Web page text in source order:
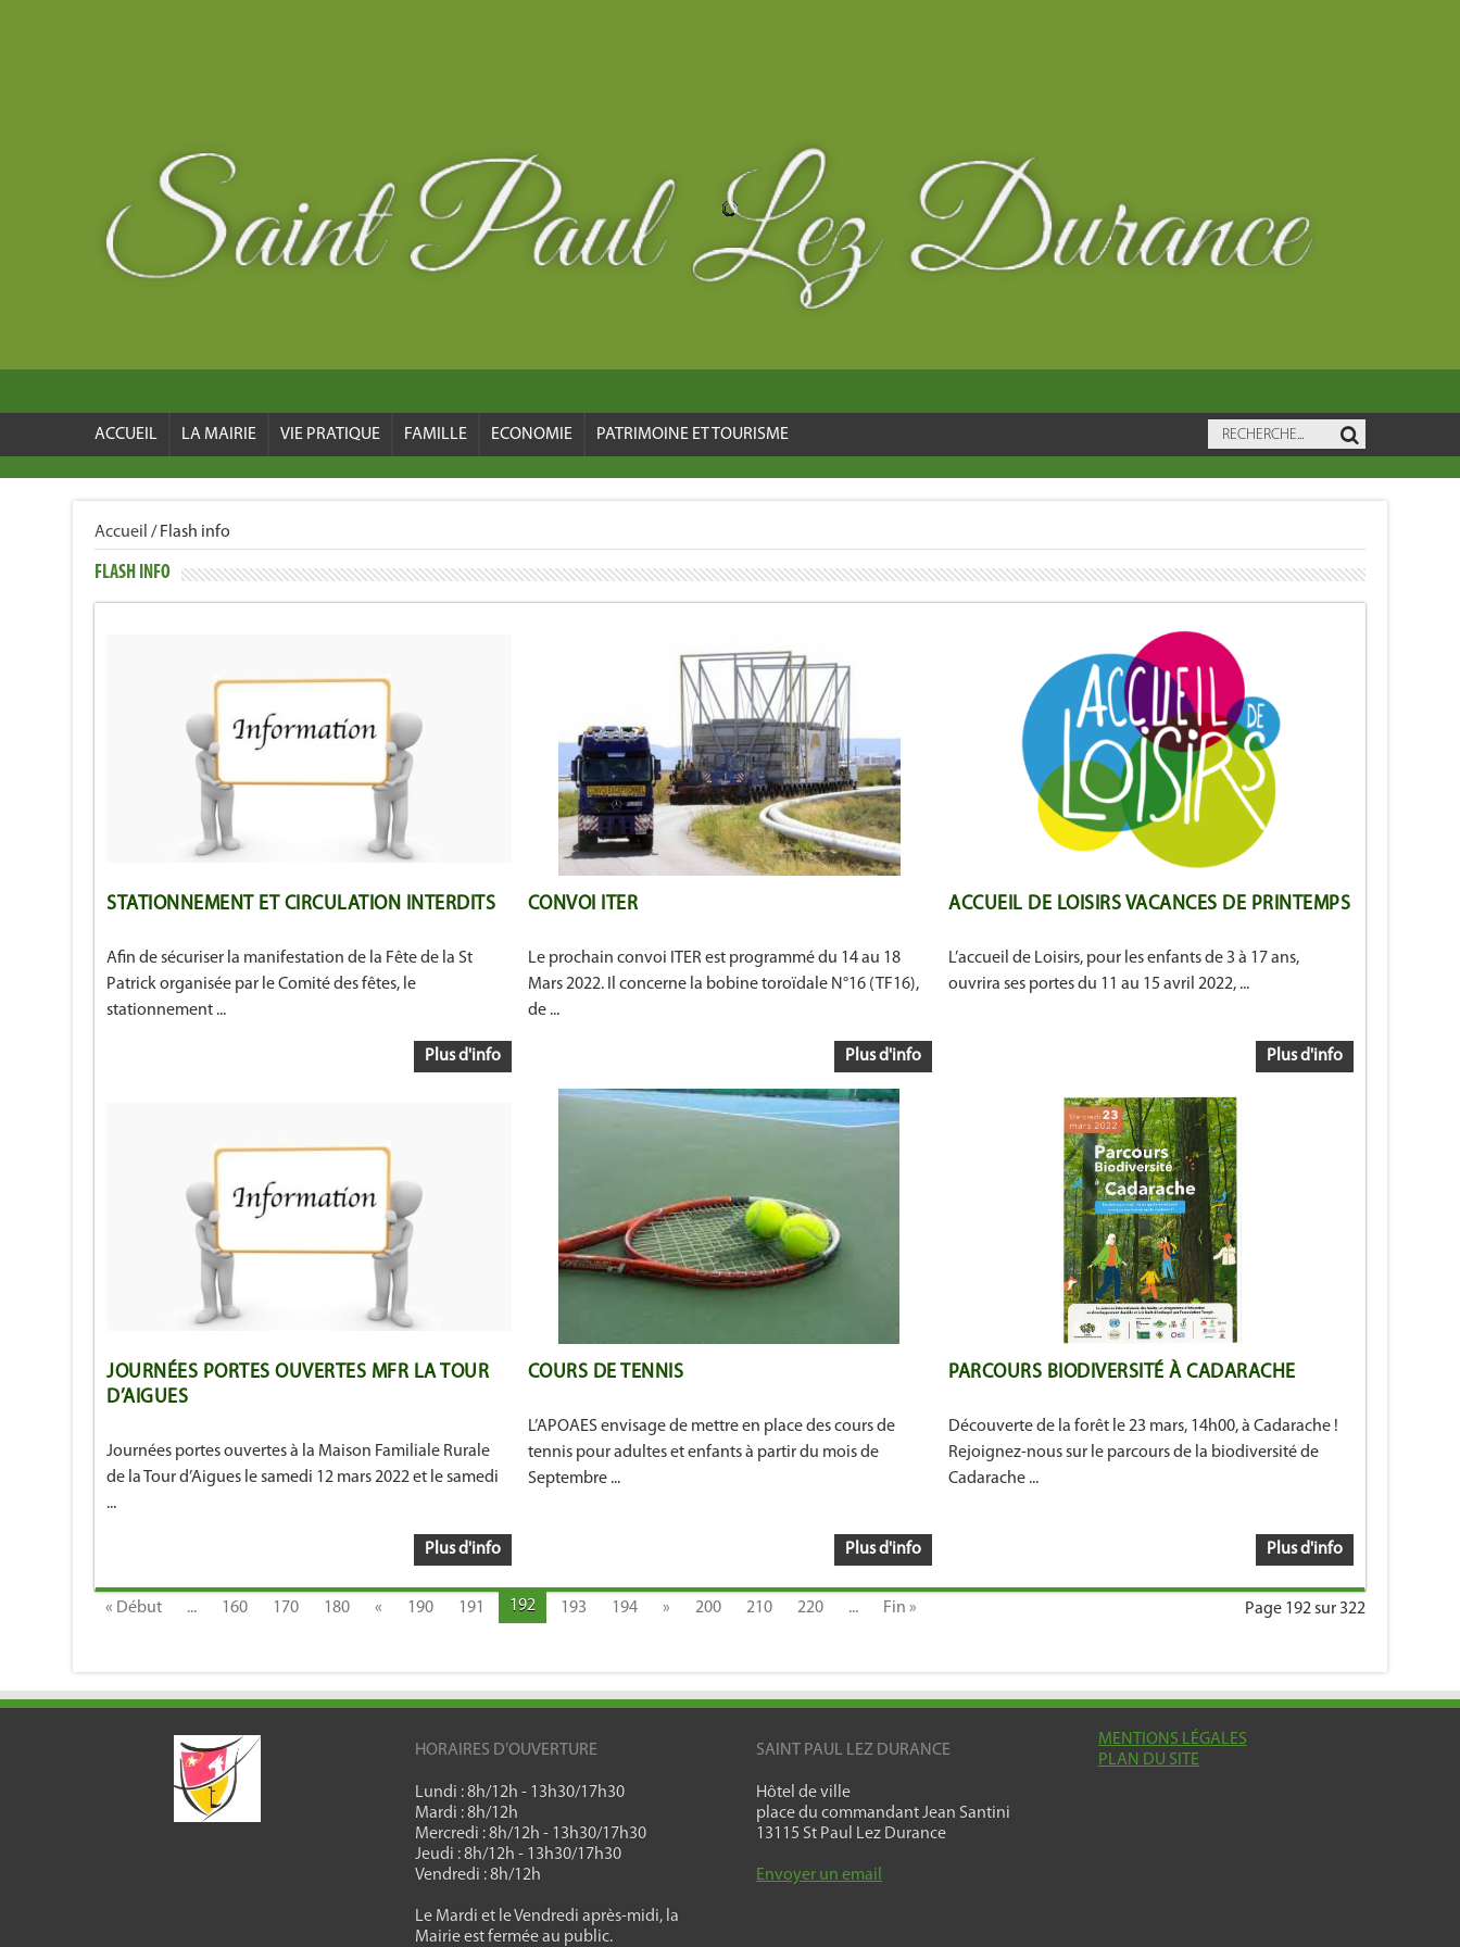
ACCUEIL LA MAIRIE VIE PRATIQUE FAMILLE ECONOMIE PATRIMOINE ET TOURISME
Accueil / Flash info
FLASH INFO
STATIONNEMENT ET CIRCULATION INTERDITS
Afin de sécuriser la manifestation de la Fête de la St
Patrick organisée par le Comité des fêtes, le
stationnement ...
Plus d'info
CONVOI ITER
Le prochain convoi ITER est programmé du 14 au 18
Mars 2022. Il concerne la bobine toroïdale N°16 (TF16),
de ...
Plus d'info
ACCUEIL DE LOISIRS VACANCES DE PRINTEMPS
L’accueil de Loisirs, pour les enfants de 3 à 17 ans,
ouvrira ses portes du 11 au 15 avril 2022, ...
Plus d'info
JOURNÉES PORTES OUVERTES MFR LA TOUR
D’AIGUES
Journées portes ouvertes à la Maison Familiale Rurale
de la Tour d’Aigues le samedi 12 mars 2022 et le samedi
...
Plus d'info
COURS DE TENNIS
L’APOAES envisage de mettre en place des cours de
tennis pour adultes et enfants à partir du mois de
Septembre ...
Plus d'info
PARCOURS BIODIVERSITÉ À CADARACHE
Découverte de la forêt le 23 mars, 14h00, à Cadarache !
Rejoignez-nous sur le parcours de la biodiversité de
Cadarache ...
Plus d'info
Page 192 sur 322
« Début ... 160 170 180 « 190 191 192 193 194 » 200 210 220 ... Fin »
HORAIRES D’OUVERTURE
Lundi : 8h/12h - 13h30/17h30
Mardi : 8h/12h
Mercredi : 8h/12h - 13h30/17h30
Jeudi : 8h/12h - 13h30/17h30
Vendredi : 8h/12h
Le Mardi et le Vendredi après-midi, la
Mairie est fermée au public.
SAINT PAUL LEZ DURANCE
Hôtel de ville
place du commandant Jean Santini
13115 St Paul Lez Durance
Envoyer un email
MENTIONS LÉGALES
PLAN DU SITE